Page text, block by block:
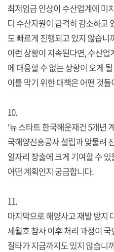
최저임금 인상이 수산업계에 미
다 수산자원이 급격히 감소하고
도 빠르게 진행되고 있지 않습니
이런 상황이 지속된다면, 수산
에 대응할 수 없는 상황이 오게
이를 막기 위한 대책은 어떤 것
10.
‘뉴 스타트 한국해운재건 5개년
국해양진흥공사 설립과 맞물려
일자리 창출에 크게 기여할 수
어떤 계획인지 궁금합니다.
11.
마지막으로 해양사고 재발 방지
세월호 참사 이후 처리 과정이
질타가 지금까지도 있지 않습니